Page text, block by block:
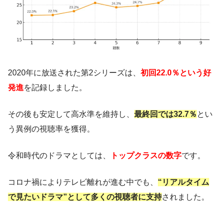
2020年に放送された第2シリーズは、 初回22.0％という好
発進を記録しました。
その後も安定して高水準を維持し、 最終回では32.7％ とい
う異例の視聴率を獲得。
令和時代のドラマとしては、 トップクラスの数字です。
コロナ禍によりテレビ離れが進む中でも、 “リアルタイム
で見たいドラマ”として多くの視聴者に支持されました。